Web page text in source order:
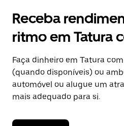
Receba
ritmo em Tatura
Faça dinheiro em Tatura
(quando disponíveis) ou
automóvel ou alugue um
mais adequado para si.